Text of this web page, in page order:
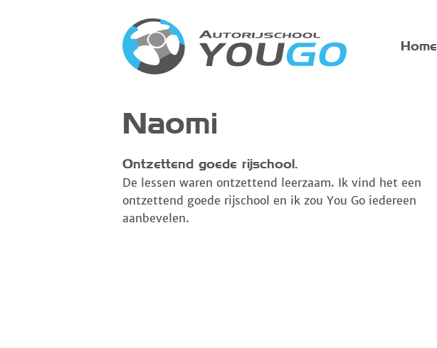
Home
Naomi
Ontzettend goede rijschool.
De lessen waren ontzettend leerzaam. Ik vind het een
ontzettend goede rijschool en ik zou You Go iedereen
aanbevelen.